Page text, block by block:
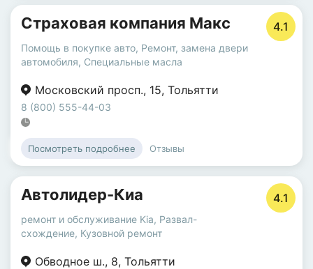
Страховая компания Макс 4.1
Помощь в покупке авто, Ремонт, замена двери
автомобиля, Специальные масла
Московский просп., 15, Тольятти
8 (800) 555-44-03
Посмотреть подробнее Отзывы
Автолидер-Киа 4.1
ремонт и обслуживание Kia, Развал-
схождение, Кузовной ремонт
Обводное ш., 8, Тольятти